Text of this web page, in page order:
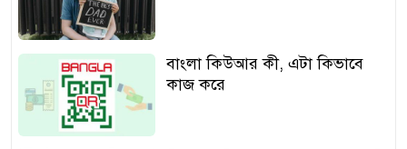
বাংলা কিউআর কী, এটা কিভাবে
কাজ করে